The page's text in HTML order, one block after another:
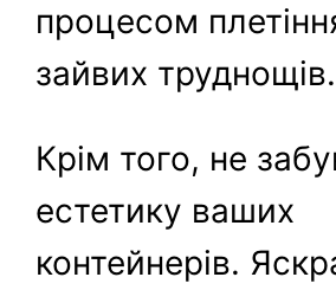
процесом
зайвих труднощів.
Крім того, не
естетику ваших
контейнерів.